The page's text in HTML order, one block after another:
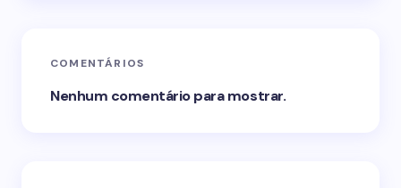
COMENTÁRIOS
Nenhum comentário para mostrar.